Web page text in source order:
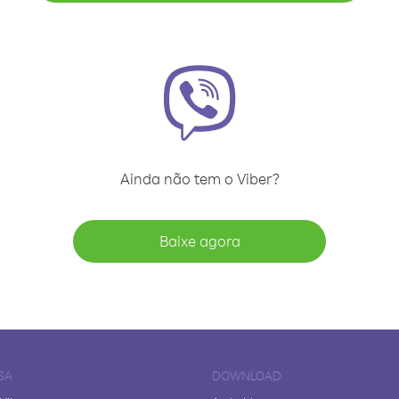
Ainda não tem o Viber?
Baixe agora
DOWNLOAD